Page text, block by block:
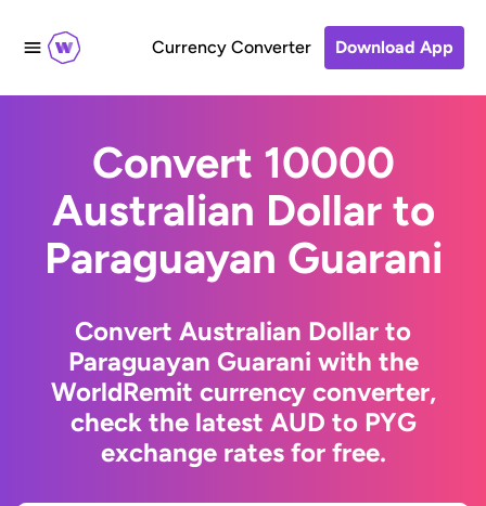
Currency Converter Download App
Convert 10000
Australian Dollar to
Paraguayan Guarani
Convert Australian Dollar to
Paraguayan Guarani with the
WorldRemit currency converter,
check the latest AUD to PYG
exchange rates for free.